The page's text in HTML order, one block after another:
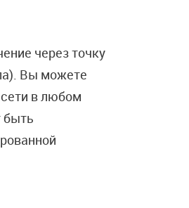
через точку
Вы можете
в любом
быть